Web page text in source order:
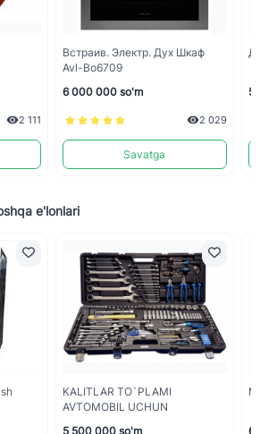
2 111
Встраив. Электр. Дух Шкаф
Avl-Bo6709
6 000 000 so'm
2 029
Savatga
5
e'lonlari
KALITLAR TO`PLAMI
AVTOMOBIL UCHUN
5 500 000 so'm